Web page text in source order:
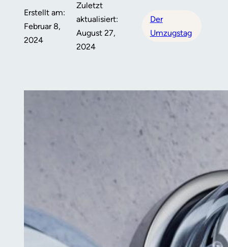
Erstellt am:
Februar 8,
2024
Zuletzt
aktualisiert:
August 27,
2024
Der
Umzugstag